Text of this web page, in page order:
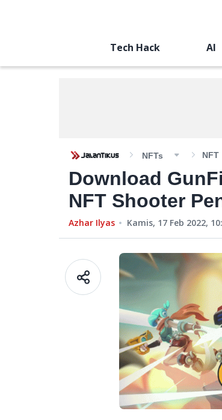
Tech Hack AI
NFTs NFT
Download
NFT Shooter
Azhar Ilyas Kamis, 17 Feb 2022,